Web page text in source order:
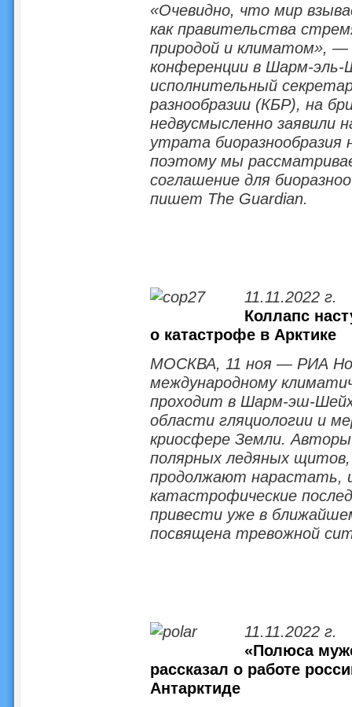
«Очевидно, что мир
как правительства
природой и климатом», —
конференции в Шарм-
исполнительный
разнообразии (КБР), на
недвусмысленно заявили
утрата биоразнообразия
поэтому мы
соглашение для
пишет The Guardian.
11.11.2022 г.
Коллапс
о катастрофе в Арктике
МОСКВА, 11 ноя — РИА
международному
проходит в Шарм-эш-
области гляциологии и
криосфере Земли.
полярных ледяных
продолжают нарастать,
катастрофические
привести уже в
посвящена тревожной
11.11.2022 г.
«Полюса
рассказал о работе
Антарктиде